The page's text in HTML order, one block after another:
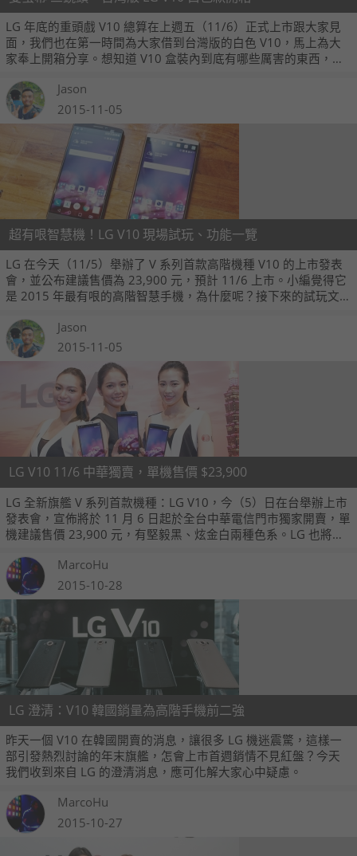
LG 年底的重頭戲 V10 總算在上週五（11/6）正式上市跟大家見
面，我們也在第一時間為大家借到台灣版的白色 V10，馬上為大
家奉上開箱分享。想知道 V10 盒裝內到底有哪些厲害的東西，外
Jason
2015-11-05
超有哏智慧機！LG V10 現場試玩、功能一覽
LG 在今天（11/5）舉辦了 V 系列首款高階機種 V10 的上市發表
會，並公布建議售價為 23,900 元，預計 11/6 上市。小編覺得它
是 2015 年最有哏的高階智慧手機，為什麼呢？接下來的試玩文
Jason
2015-11-05
LG V10 11/6 中華獨賣，單機售價 $23,900
LG 全新旗艦 V 系列首款機種：LG V10，今（5）日在台舉辦上市
發表會，宣佈將於 11 月 6 日起於全台中華電信門市獨家開賣，單
機建議售價 23,900 元，有堅毅黑、炫金白兩種色系。LG 也將會
動。
MarcoHu
2015-10-28
LG 澄清：V10 韓國銷量為高階手機前二強
昨天一個 V10 在韓國開賣的消息，讓很多 LG 機迷震驚，這樣一
部引發熱烈討論的年末旗艦，怎會上市首週銷情不見紅盤？今天
我們收到來自 LG 的澄清消息，應可化解大家心中疑慮。
MarcoHu
2015-10-27